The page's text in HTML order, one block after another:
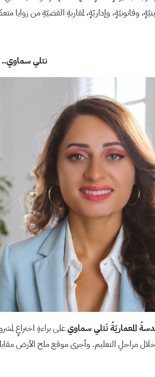
وقانونيّةٍ، وإداريّةٍ، لمقاربةِ القضيّةِ من زوايا
نتلي سماوي..
المعماريّةُ نَتلي سماويعلى براءةِ اختراعٍ
مراحلِ التعليم. وأجرى موقع ملح الأرض